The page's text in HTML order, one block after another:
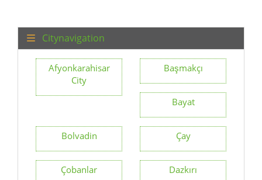
Citynavigation
Afyonkarahisar
City
Başmakçı
Bayat
Bolvadin Çay
Çobanlar Dazkırı